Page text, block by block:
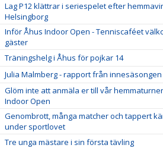
Lag P12 klättrar i seriespelet efter
Helsingborg
Inför Åhus Indoor Open - Tenniscaféet
gäster
Träningshelg i Åhus för pojkar 14
Julia Malmberg - rapport från innesäsongen
Glöm inte att anmäla er till vår
Indoor Open
Genombrott, många matcher och tappert
under sportlovet
Tre unga mästare i sin första tävling